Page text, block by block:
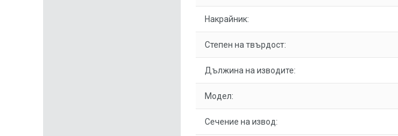
Накрайник:
Степен на твърдост:
Дължина на изводите:
Модел:
Сечение на извод: